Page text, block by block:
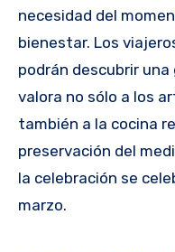
necesidad del
bienestar. Los
podrán descubrir
valora no sólo a los
también a la cocina
preservación del
la celebración se
marzo.